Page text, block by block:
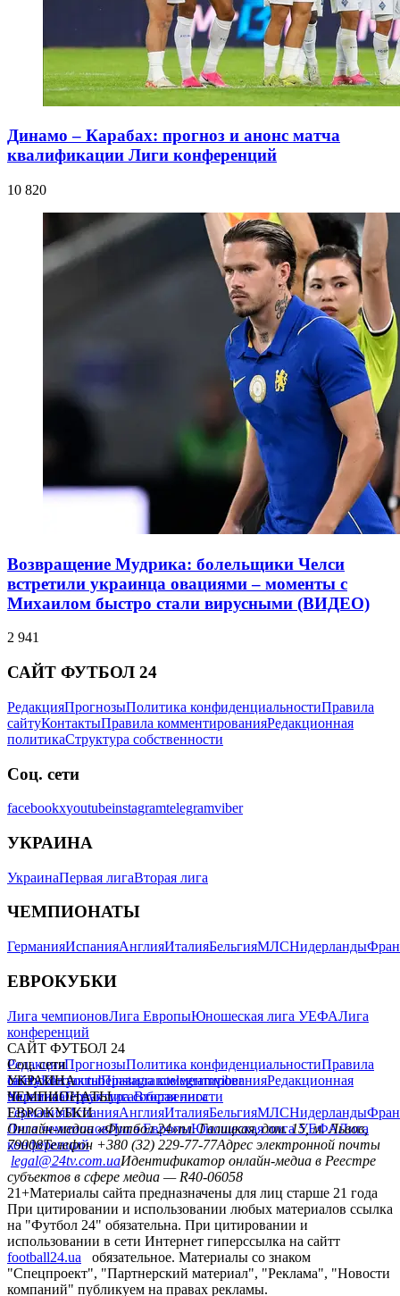
Динамо – Карабах: прогноз и анонс матча
квалификации Лиги конференций
10 820
Возвращение Мудрика: болельщики Челси
встретили украинца овациями – моменты с
Михаилом быстро стали вирусными (ВИДЕО)
2 941
САЙТ ФУТБОЛ 24
РедакцияПрогнозыПолитика конфиденциальностиПравила
сайтуКонтактыПравила комментированияРедакционная
политикаСтруктура собственности
Соц. сети
facebookxyoutubeinstagramtelegramviber
УКРАИНА
УкраинаПервая лигаВторая лига
ЧЕМПИОНАТЫ
ГерманияИспанияАнглияИталияБельгияМЛСНидерланды
ЕВРОКУБКИ
Лига чемпионовЛига ЕвропыЮношеская лига УЕФАЛига
конференций
САЙТ ФУТБОЛ 24
РедакцияПрогнозыПолитика конфиденциальностиПравила
сайтуКонтактыПравила комментированияРедакционная
политикаСтруктура собственности
Соц. сети
facebookxyoutubeinstagramtelegramviber
УКРАИНА
УкраинаПервая лигаВторая лига
ЧЕМПИОНАТЫ
ГерманияИспанияАнглияИталияБельгияМЛСНидерланды
ЕВРОКУБКИ
Лига чемпионовЛига ЕвропыЮношеская лига УЕФАЛига
конференций
Онлайн-медиа «Футбол 24»пл. Галицкая, дом. 15, м. Львов,
79008Телефон +380 (32) 229-77-77Адрес электронной почты
legal@24tv.com.uaИдентификатор онлайн-медиа в Реестре
субъектов в сфере медиа — R40-06058
21+Материалы сайта предназначены для лиц старше 21 года
При цитировании и использовании любых материалов ссылка
на "Футбол 24" обязательна. При цитировании и
использовании в сети Интернет гиперссылка на сайтт
football24.ua
обязательное. Материалы со знаком
"Спецпроект", "Партнерский материал", "Реклама", "Новости
компаний" публикуем на правах рекламы.